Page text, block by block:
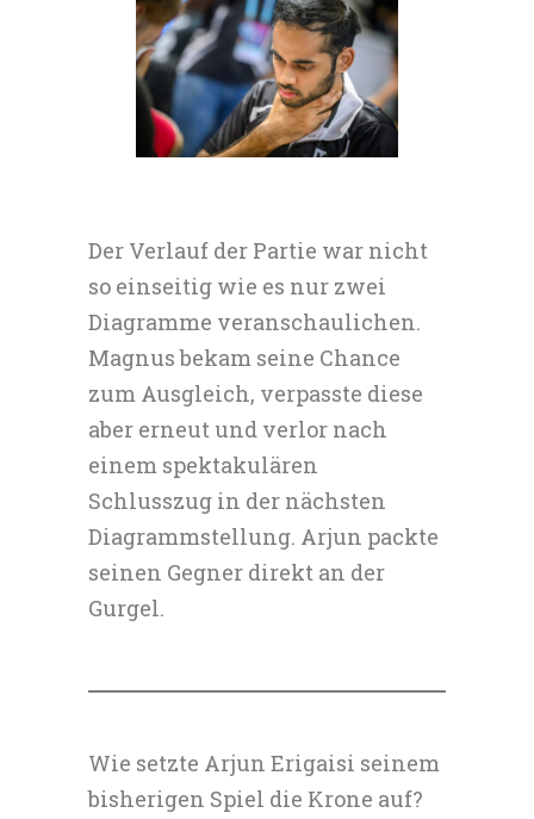
Der Verlauf der Partie war nicht
so einseitig wie es nur zwei
Diagramme veranschaulichen.
Magnus bekam seine Chance
zum Ausgleich, verpasste diese
aber erneut und verlor nach
einem spektakulären
Schlusszug in der nächsten
Diagrammstellung. Arjun packte
seinen Gegner direkt an der
Gurgel.
Wie setzte Arjun Erigaisi seinem
bisherigen Spiel die Krone auf?